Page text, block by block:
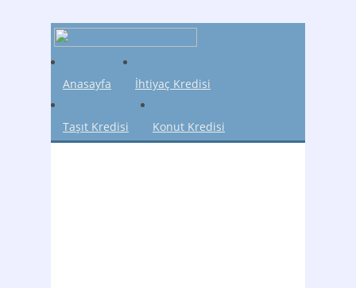
Anasayfa İhtiyaç Kredisi
Taşıt Kredisi Konut Kredisi